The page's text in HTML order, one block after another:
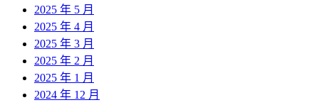
2025 年 5 月
2025 年 4 月
2025 年 3 月
2025 年 2 月
2025 年 1 月
2024 年 12 月